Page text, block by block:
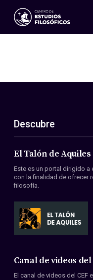
Eventos
ES
EN
Acerca de nosotros
Miembros
Convenios
Descubre
El Talón de Aquiles
Este es un portal dirigido
con la finalidad de ofrecer
filosofía.
Canal de videos del
El canal de videos del CEF